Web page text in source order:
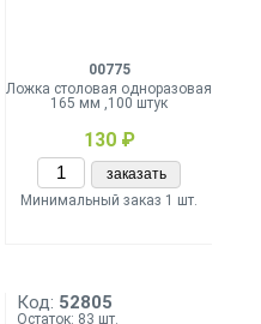
00775
Ложка столовая одноразовая
165 мм ,100 штук
130 ₽
заказать
Минимальный заказ 1 шт.
Код: 52805
Остаток: 83 шт.